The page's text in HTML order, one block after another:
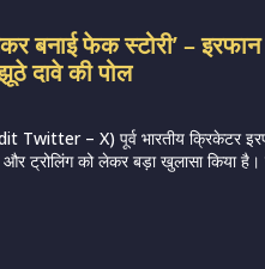
बनाई फेक स्टोरी’ –
दावे की पोल
– X) पूर्व भारतीय क्रिकेटर
ट्रोलिंग को लेकर बड़ा खुलासा किया है।